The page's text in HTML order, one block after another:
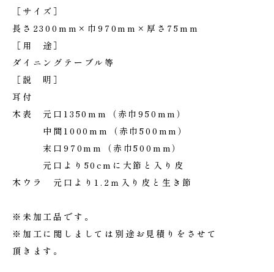
［サイズ］
長さ2300mm×巾970mm×厚さ75mm
［用 途］
ダイニングテーブル等
［説 明］
耳付
木表 元口1350mm（赤巾950mm）
中間1000mm（赤巾500mm）
末口970mm（赤巾500mm）
元口より50cmに大節と入り皮
木ウラ 元口より1.2ｍ入り皮と生き節
※未加工品です。
※加工に関しましては別途お見積りをさせて
頂きます。